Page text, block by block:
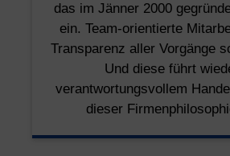
das im Jänner 2000
ein. Team-orientierte
Transparenz aller Vorgänge
Und diese führt
verantwortungsvollem
dieser